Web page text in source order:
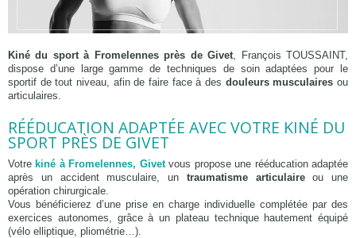
Kiné du sport à Fromelennes près de Givet , François TOUSSAINT,
dispose d’une large gamme de techniques de soin adaptées pour le
sportif de tout niveau, afin de faire face à des douleurs musculaires ou
articulaires.
RÉÉDUCATION ADAPTÉE AVEC VOTRE KINÉ DU
SPORT PRÈS DE GIVET
Votre kiné à Fromelennes, Givetvous propose une rééducation adaptée
après un accident musculaire, un traumatisme articulaireou une
opération chirurgicale.
Vous bénéficierez d’une prise en charge individuelle complétée par des
exercices autonomes, grâce à un plateau technique hautement équipé
(vélo elliptique, pliométrie…).